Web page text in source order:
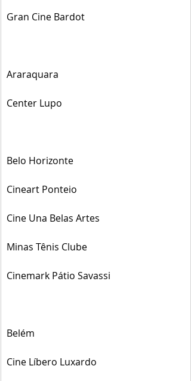
Gran Cine Bardot
Araraquara
Center Lupo
Belo Horizonte
Cineart Ponteio
Cine Una Belas Artes
Minas Tênis Clube
Cinemark Pátio Savassi
Belém
Cine Líbero Luxardo